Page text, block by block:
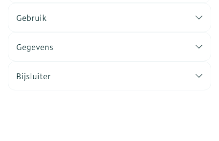
Gebruik
Gegevens
Bijsluiter